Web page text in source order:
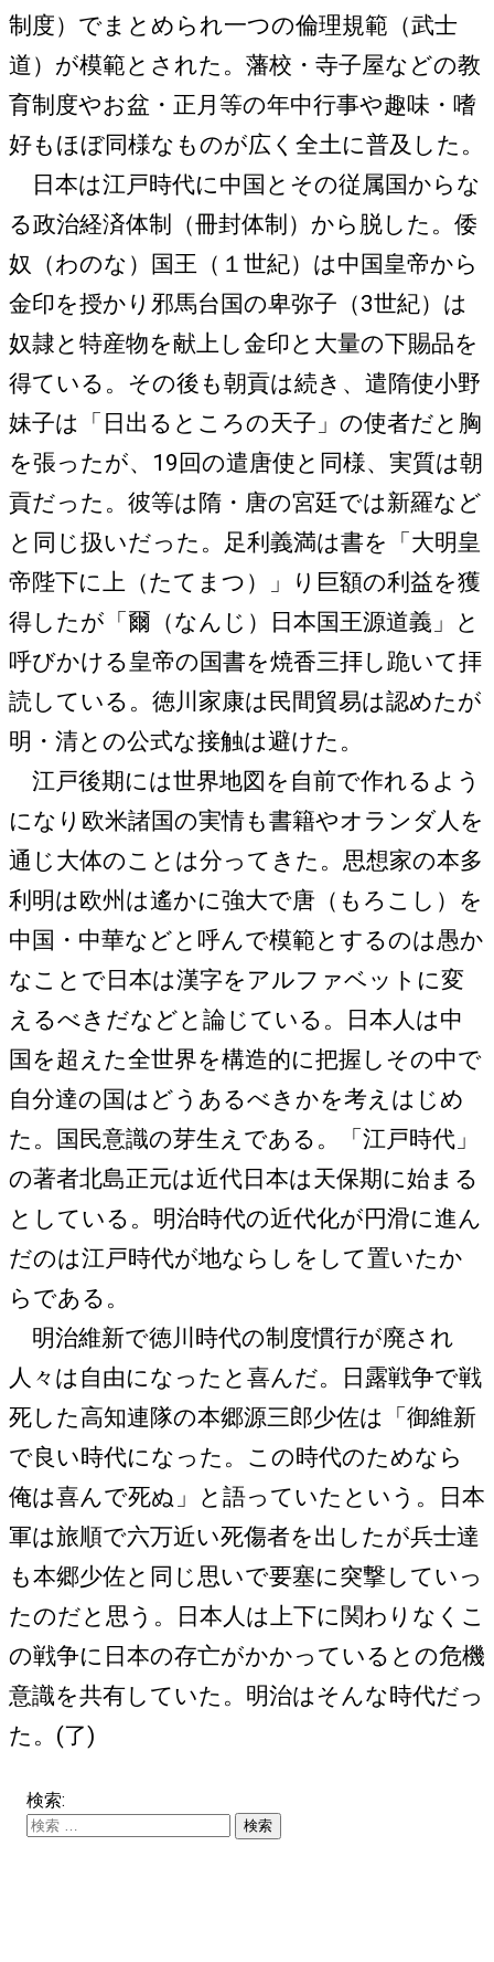
制度）でまとめられ一つの倫理規範（武士
道）が模範とされた。藩校・寺子屋などの教
育制度やお盆・正月等の年中行事や趣味・嗜
好もほぼ同様なものが広く全土に普及した。
日本は江戸時代に中国とその従属国からな
る政治経済体制（冊封体制）から脱した。倭
奴（わのな）国王（１世紀）は中国皇帝から
金印を授かり邪馬台国の卑弥子（3世紀）は
奴隷と特産物を献上し金印と大量の下賜品を
得ている。その後も朝貢は続き、遣隋使小野
妹子は「日出るところの天子」の使者だと胸
を張ったが、19回の遣唐使と同様、実質は朝
貢だった。彼等は隋・唐の宮廷では新羅など
と同じ扱いだった。足利義満は書を「大明皇
帝陛下に上（たてまつ）」り巨額の利益を獲
得したが「爾（なんじ）日本国王源道義」と
呼びかける皇帝の国書を焼香三拝し跪いて拝
読している。徳川家康は民間貿易は認めたが
明・清との公式な接触は避けた。
江戸後期には世界地図を自前で作れるよう
になり欧米諸国の実情も書籍やオランダ人を
通じ大体のことは分ってきた。思想家の本多
利明は欧州は遙かに強大で唐（もろこし）を
中国・中華などと呼んで模範とするのは愚か
なことで日本は漢字をアルファベットに変
えるべきだなどと論じている。日本人は中
国を超えた全世界を構造的に把握しその中で
自分達の国はどうあるべきかを考えはじめ
た。国民意識の芽生えである。「江戸時代」
の著者北島正元は近代日本は天保期に始まる
としている。明治時代の近代化が円滑に進ん
だのは江戸時代が地ならしをして置いたか
らである。
明治維新で徳川時代の制度慣行が廃され
人々は自由になったと喜んだ。日露戦争で戦
死した高知連隊の本郷源三郎少佐は「御維新
で良い時代になった。この時代のためなら
俺は喜んで死ぬ」と語っていたという。日本
軍は旅順で六万近い死傷者を出したが兵士達
も本郷少佐と同じ思いで要塞に突撃していっ
たのだと思う。日本人は上下に関わりなくこ
の戦争に日本の存亡がかかっているとの危機
意識を共有していた。明治はそんな時代だっ
た。(了)
検索: